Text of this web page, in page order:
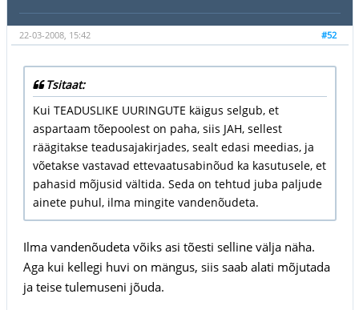
#52
22-03-2008, 15:42
Tsitaat:
Kui TEADUSLIKE UURINGUTE käigus selgub, et
aspartaam tõepoolest on paha, siis JAH, sellest
räägitakse teadusajakirjades, sealt edasi meedias, ja
võetakse vastavad ettevaatusabinõud ka kasutusele, et
pahasid mõjusid vältida. Seda on tehtud juba paljude
ainete puhul, ilma mingite vandenõudeta.
Ilma vandenõudeta võiks asi tõesti selline välja näha.
Aga kui kellegi huvi on mängus, siis saab alati mõjutada
ja teise tulemuseni jõuda.